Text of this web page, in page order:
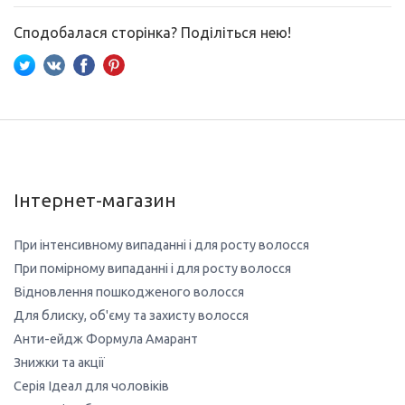
Сподобалася сторінка? Поділіться нею!
Інтернет-магазин
При інтенсивному випаданні і для росту волосся
При помірному випаданні і для росту волосся
Відновлення пошкодженого волосся
Для блиску, об'єму та захисту волосся
Анти-ейдж Формула Амарант
Знижки та акції
Серія Ідеал для чоловіків